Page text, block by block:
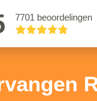
7701 beoordelingen